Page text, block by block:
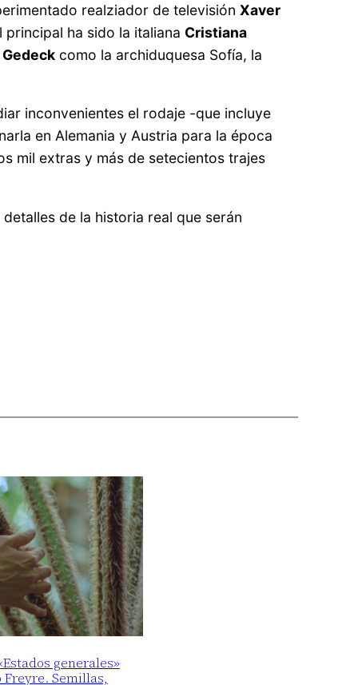
realziador de televisiónXaver
ha sido la italiana Cristiana
como la archiduquesa Sofía, la
inconvenientes el rodaje -que incluye
en Alemania y Austria para la época
mil extras y más de setecientos trajes
de la historia real que serán
generales»
Freyre. Semillas,